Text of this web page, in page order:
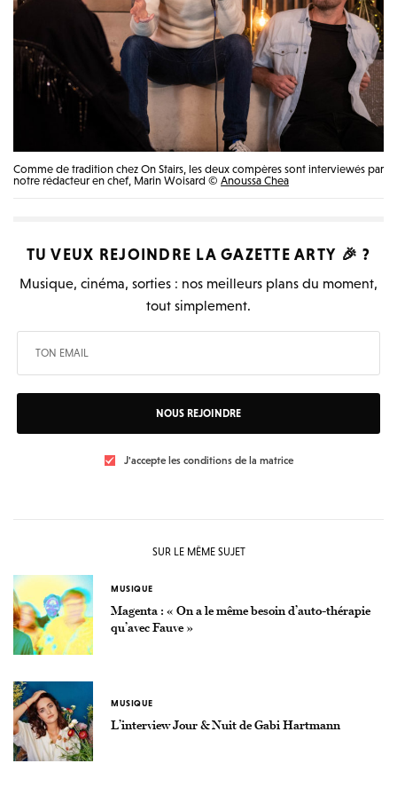
Comme de tradition chez On Stairs, les deux compères sont interviewés par
notre rédacteur en chef, Marin Woisard © Anoussa Chea
TU VEUX REJOINDRE LAGAZETTE ARTY 🎉 ?
Musique, cinéma, sorties : nos meilleurs plans du moment,
tout simplement.
NOUS REJOINDRE
J'accepte les conditions de la matrice
SUR LE MÊME SUJET
MUSIQUE
Magenta : « On a le même besoin d’auto-thérapie
qu’avec Fauve »
MUSIQUE
L’interview Jour & Nuit de Gabi Hartmann